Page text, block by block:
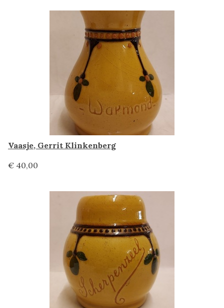
Vaasje, Gerrit Klinkenberg
€ 40,00